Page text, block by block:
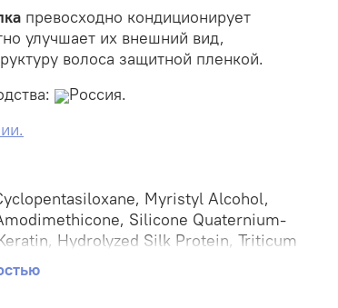
превосходно кондиционирует
улучшает их внешний вид,
волоса защитной пленкой.
Россия.
Myristyl Alcohol,
Silicone Quaternium-
Hydrolyzed Silk Protein, Triticum
Argania Spinosa Kernel Oil,
Oil, Betaine, Panthenol, Lysine,